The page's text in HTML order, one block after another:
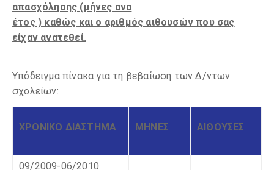
απασχόλησης (μήνες ανα
έτος ) καθώς και ο αριθμός αιθουσών που σας
είχαν ανατεθεί.
Υπόδειγμα πίνακα για τη βεβαίωση των Δ/ντων
σχολείων:
ΧΡΟΝΙΚΟ ΔΙΑΣΤΗΜΑ ΜΗΝΕΣ ΑΙΘΟΥΣΕΣ
09/2009-06/2010